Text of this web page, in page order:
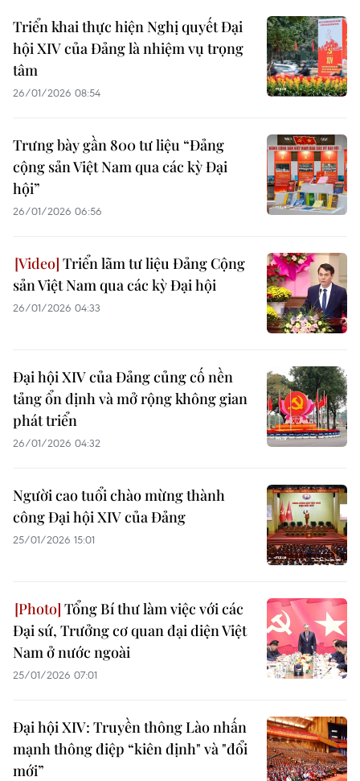
Triển khai thực hiện Nghị quyết Đại
hội XIV của Đảng là nhiệm vụ trọng
tâm
26/01/2026 08:54
Trưng bày gần 800 tư liệu “Đảng
cộng sản Việt Nam qua các kỳ Đại
hội”
26/01/2026 06:56
Triển lãm tư liệu Đảng Cộng
sản Việt Nam qua các kỳ Đại hội
26/01/2026 04:33
Đại hội XIV của Đảng củng cố nền
tảng ổn định và mở rộng không gian
phát triển
26/01/2026 04:32
Người cao tuổi chào mừng thành
công Đại hội XIV của Đảng
25/01/2026 15:01
Tổng Bí thư làm việc với các
Đại sứ, Trưởng cơ quan đại diện Việt
Nam ở nước ngoài
25/01/2026 07:01
Đại hội XIV: Truyền thông Lào nhấn
mạnh thông điệp “kiên định" và "đổi
mới”